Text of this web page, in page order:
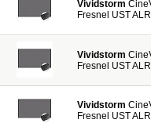
Vividstorm
Fresnel UST
Vividstorm
Fresnel UST
Vividstorm
Fresnel UST